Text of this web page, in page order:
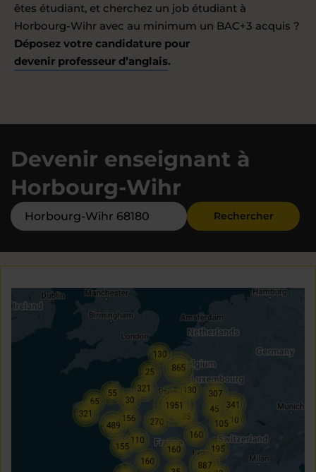
êtes étudiant, et cherchez un job étudiant à
Horbourg-Wihr avec au minimum un BAC+3 acquis ?
Déposez votre candidature pour
devenir professeur d’anglais.
Devenir enseignant à
Horbourg-Wihr
Rechercher